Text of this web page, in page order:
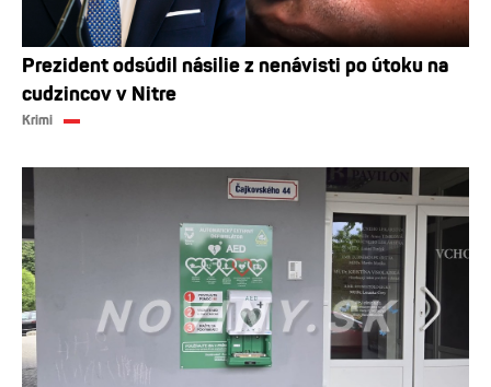
Prezident odsúdil násilie z nenávisti po útoku na
cudzincov v Nitre
Krimi